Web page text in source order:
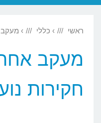
ראשי › כללי › מעקב
מעקב אחר
חקירות